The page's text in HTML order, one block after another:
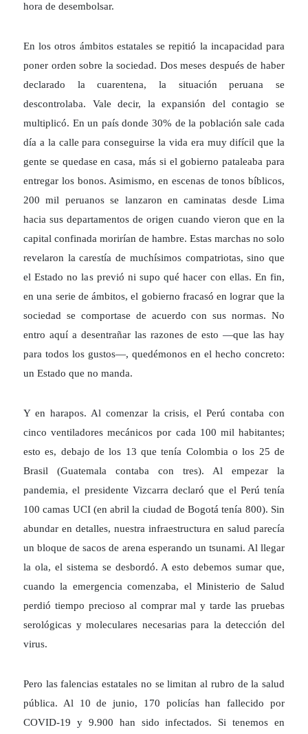
hora de desembolsar.
En los otros ámbitos estatales se repitió la incapacidad para
poner orden sobre la sociedad. Dos meses después de haber
declarado la cuarentena, la situación peruana se
descontrolaba. Vale decir, la expansión del contagio se
multiplicó. En un país donde 30% de la población sale cada
día a la calle para conseguirse la vida era muy difícil que la
gente se quedase en casa, más si el gobierno pataleaba para
entregar los bonos. Asimismo, en escenas de tonos bíblicos,
200 mil peruanos se lanzaron en caminatas desde Lima
hacia sus departamentos de origen cuando vieron que en la
capital confinada morirían de hambre. Estas marchas no solo
revelaron la carestía de muchísimos compatriotas, sino que
el Estado no las previó ni supo qué hacer con ellas. En fin,
en una serie de ámbitos, el gobierno fracasó en lograr que la
sociedad se comportase de acuerdo con sus normas. No
entro aquí a desentrañar las razones de esto —que las hay
para todos los gustos—, quedémonos en el hecho concreto:
un Estado que no manda.
Y en harapos. Al comenzar la crisis, el Perú contaba con
cinco ventiladores mecánicos por cada 100 mil habitantes;
esto es, debajo de los 13 que tenía Colombia o los 25 de
Brasil (Guatemala contaba con tres). Al empezar la
pandemia, el presidente Vizcarra declaró que el Perú tenía
100 camas UCI (en abril la ciudad de Bogotá tenía 800). Sin
abundar en detalles, nuestra infraestructura en salud parecía
un bloque de sacos de arena esperando un tsunami. Al llegar
la ola, el sistema se desbordó. A esto debemos sumar que,
cuando la emergencia comenzaba, el Ministerio de Salud
perdió tiempo precioso al comprar mal y tarde las pruebas
serológicas y moleculares necesarias para la detección del
virus.
Pero las falencias estatales no se limitan al rubro de la salud
pública. Al 10 de junio, 170 policías han fallecido por
COVID-19 y 9.900 han sido infectados. Si tenemos en